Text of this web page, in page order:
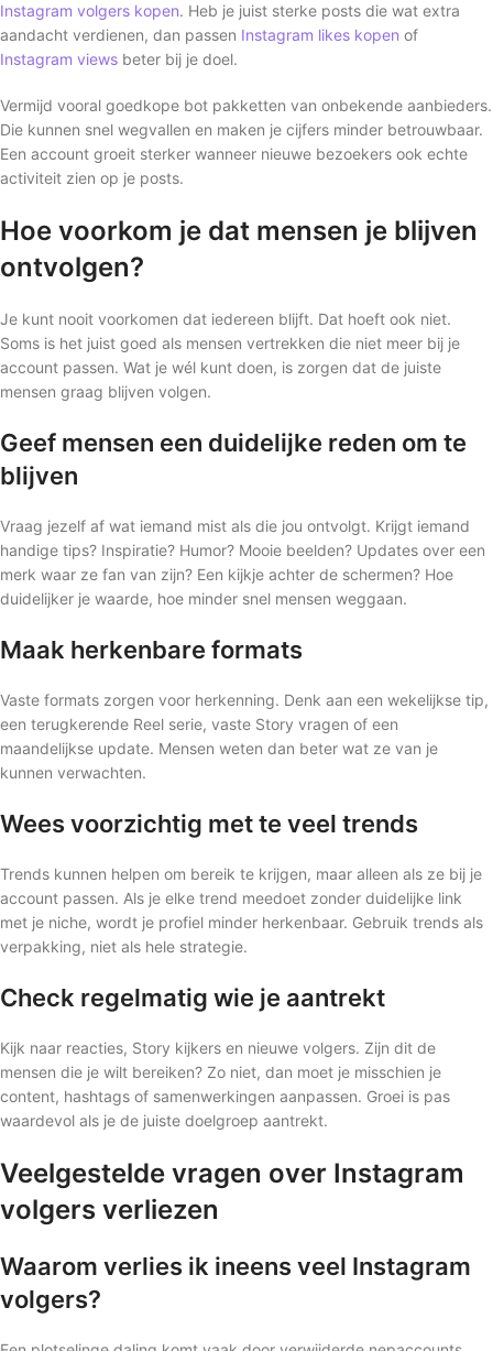
Instagram volgers kopen. Heb je juist sterke posts die wat extra
aandacht verdienen, dan passen Instagram likes kopen of
Instagram views beter bij je doel.
Vermijd vooral goedkope bot pakketten van onbekende aanbieders.
Die kunnen snel wegvallen en maken je cijfers minder betrouwbaar.
Een account groeit sterker wanneer nieuwe bezoekers ook echte
activiteit zien op je posts.
Hoe voorkom je dat mensen je blijven
ontvolgen?
Je kunt nooit voorkomen dat iedereen blijft. Dat hoeft ook niet.
Soms is het juist goed als mensen vertrekken die niet meer bij je
account passen. Wat je wél kunt doen, is zorgen dat de juiste
mensen graag blijven volgen.
Geef mensen een duidelijke reden om te
blijven
Vraag jezelf af wat iemand mist als die jou ontvolgt. Krijgt iemand
handige tips? Inspiratie? Humor? Mooie beelden? Updates over een
merk waar ze fan van zijn? Een kijkje achter de schermen? Hoe
duidelijker je waarde, hoe minder snel mensen weggaan.
Maak herkenbare formats
Vaste formats zorgen voor herkenning. Denk aan een wekelijkse tip,
een terugkerende Reel serie, vaste Story vragen of een
maandelijkse update. Mensen weten dan beter wat ze van je
kunnen verwachten.
Wees voorzichtig met te veel trends
Trends kunnen helpen om bereik te krijgen, maar alleen als ze bij je
account passen. Als je elke trend meedoet zonder duidelijke link
met je niche, wordt je profiel minder herkenbaar. Gebruik trends als
verpakking, niet als hele strategie.
Check regelmatig wie je aantrekt
Kijk naar reacties, Story kijkers en nieuwe volgers. Zijn dit de
mensen die je wilt bereiken? Zo niet, dan moet je misschien je
content, hashtags of samenwerkingen aanpassen. Groei is pas
waardevol als je de juiste doelgroep aantrekt.
Veelgestelde vragen over Instagram
volgers verliezen
Waarom verlies ik ineens veel Instagram
volgers?